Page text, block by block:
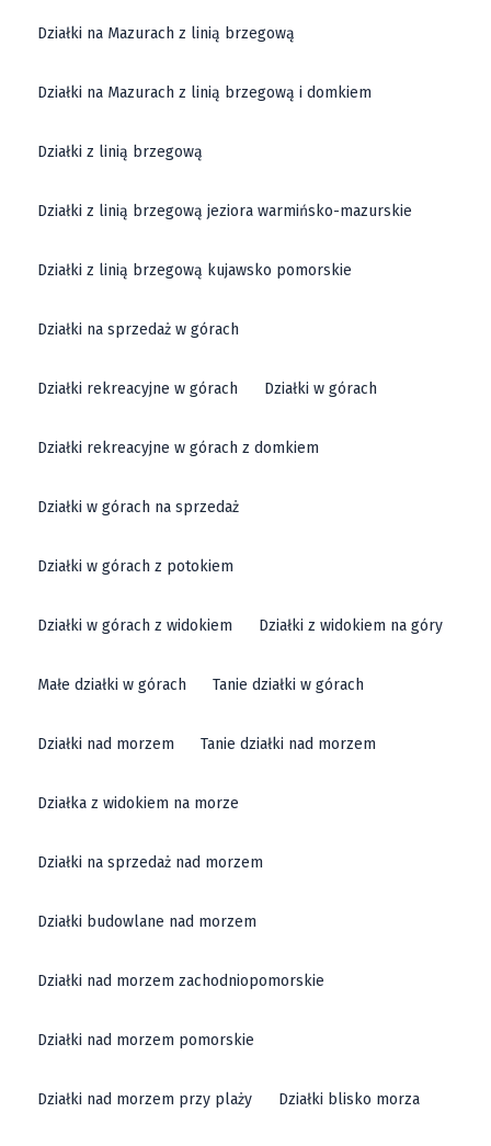
Działki na Mazurach z linią brzegową
Działki na Mazurach z linią brzegową i domkiem
Działki z linią brzegową
Działki z linią brzegową jeziora warmińsko-mazurskie
Działki z linią brzegową kujawsko pomorskie
Działki na sprzedaż w górach
Działki rekreacyjne w górach Działki w górach
Działki rekreacyjne w górach z domkiem
Działki w górach na sprzedaż
Działki w górach z potokiem
Działki w górach z widokiem Działki z widokiem na góry
Małe działki w górach Tanie działki w górach
Działki nad morzem Tanie działki nad morzem
Działka z widokiem na morze
Działki na sprzedaż nad morzem
Działki budowlane nad morzem
Działki nad morzem zachodniopomorskie
Działki nad morzem pomorskie
Działki nad morzem przy plaży Działki blisko morza